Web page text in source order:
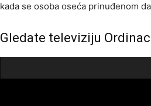
kada se osoba oseća prinuđenom
Gledate televiziju